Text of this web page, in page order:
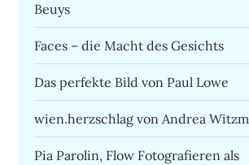
Beuys
Faces – die Macht des Gesichts
Das perfekte Bild von Paul Lowe
wien.herzschlag von Andrea
Pia Parolin, Flow Fotografieren als